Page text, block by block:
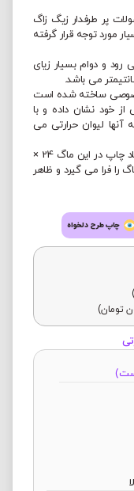
پر طرفدار زیگ زاگ
مورد توجه قرار گرفته
و دوام بسیار زیای
ساخته شده است
خود نشان داده و با
لیوان حرارتی می
همان طور که در تصاویر محصول پیداست، ابعاد چاپ در این ماگ 24 ×
را فرا می گیرد و ظاهر
چاپ طرح دلخواه
تومان)